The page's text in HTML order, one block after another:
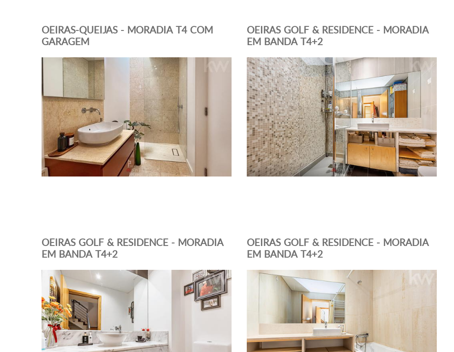
OEIRAS-QUEIJAS - MORADIA T4 COM
GARAGEM
OEIRAS GOLF & RESIDENCE - MORADIA
EM BANDA T4+2
OEIRAS GOLF & RESIDENCE - MORADIA
EM BANDA T4+2
OEIRAS GOLF & RESIDENCE - MORADIA
EM BANDA T4+2